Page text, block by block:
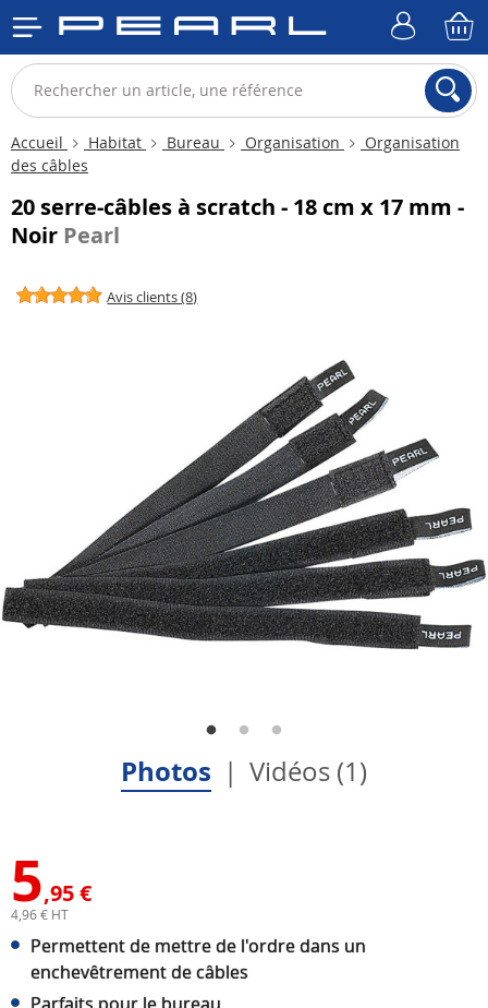
Accueil Habitat Bureau Organisation
Organisation
des câbles
20 serre-câbles à scratch - 18 cm x 17 mm -
Noir Pearl
Avis clients (8)
Photos Vidéos (1)
5,95 €
4,96 € HT
Permettent de mettre de l'ordre dans un
enchevêtrement de câbles